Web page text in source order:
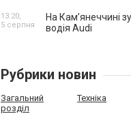
На Камʼянеччині
водія Audi
13:20,
5 серпня
Рубрики новин
Загальний
розділ
Техніка